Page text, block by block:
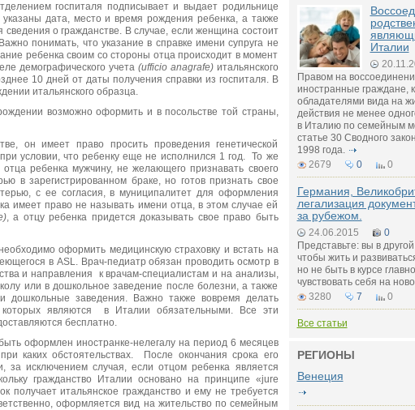
госпиталя подписывает и выдает родильнице
указаны дата, место и время рождения ребенка, а также
о гражданстве. В случае, если женщина состоит
понимать, что указание в справке имени супруга не
ребенка своим со стороны отца происходит в момент
демографического учета (ufficio anagrafe)итальянского
10 дней от даты получения справки из госпиталя. В
итальянского образца.
возможно оформить и в посольстве той страны,
он имеет право просить проведения генетической
условии, что ребенку еще не исполнился 1 год. То же
ребенка мужчину, не желающего признавать своего
в зарегистрированном браке, но готов признать свое
с ее согласия, в муниципалитет для оформления
имеет право не называть имени отца, в этом случае ей
, а отцу ребенка придется доказывать свое право быть
оформить медицинскую страховку и встать на
в ASL. Врач-педиатр обязан проводить осмотр в
и направления к врачам-специалистам и на анализы,
или в дошкольное заведение после болезни, а также
дошкольные заведения. Важно также вовремя делать
которых являются в Италии обязательными. Все эти
бесплатно.
оформлен иностранке-нелегалу на период 6 месяцев
каких обстоятельствах. После окончания срока его
за исключением случая, если отцом ребенка является
гражданство Италии основано на принципе «jure
получает итальянское гражданство и ему не требуется
оформляется вид на жительство по семейным
Италии
Правом на
иностранные граждане,
обладателями вида на
действия не менее
в Италию по семейным
статье 30 Сводного
1998 года.
2679
0 0
Германия,
легализация
за рубежом.
24.06.2015
0
Представьте: вы в
чтобы жить и
но не быть в курсе
чувствовать себя на
3280
7 0
Все статьи
РЕГИОНЫ
Венеция